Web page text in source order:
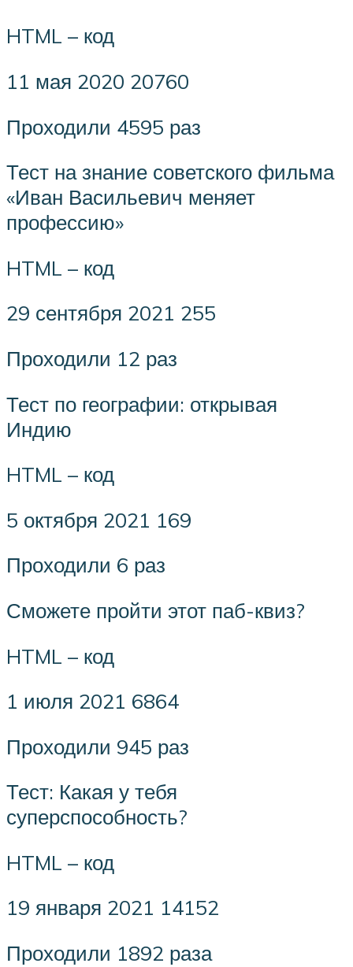
HTML – код
11 мая 2020 20760
Проходили 4595 раз
Тест на знание советского фильма
«Иван Васильевич меняет
профессию»
HTML – код
29 сентября 2021 255
Проходили 12 раз
Тест по географии: открывая
Индию
HTML – код
5 октября 2021 169
Проходили 6 раз
Сможете пройти этот паб-квиз?
HTML – код
1 июля 2021 6864
Проходили 945 раз
Тест: Какая у тебя
суперспособность?
HTML – код
19 января 2021 14152
Проходили 1892 раза